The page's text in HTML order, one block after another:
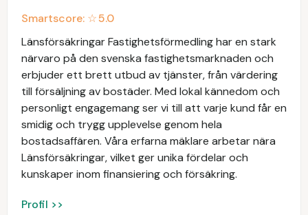
Smartscore: ☆5.0
Länsförsäkringar Fastighetsförmedling har en stark
närvaro på den svenska fastighetsmarknaden och
erbjuder ett brett utbud av tjänster, från värdering
till försäljning av bostäder. Med lokal kännedom och
personligt engagemang ser vi till att varje kund får en
smidig och trygg upplevelse genom hela
bostadsaffären. Våra erfarna mäklare arbetar nära
Länsförsäkringar, vilket ger unika fördelar och
kunskaper inom finansiering och försäkring.
Profil >>